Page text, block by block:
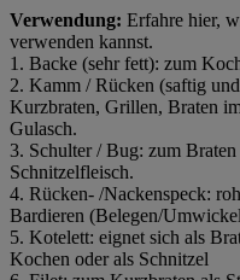
Verwendung: Erfahre hier,
verwenden kannst.
1. Backe (sehr fett): zum
2. Kamm / Rücken (saftig
Kurzbraten, Grillen, Braten
Gulasch.
3. Schulter / Bug: zum
Schnitzelfleisch.
4. Rücken- /Nackenspeck:
Bardieren (Belegen/
5. Kotelett: eignet sich als
Kochen oder als Schnitzel